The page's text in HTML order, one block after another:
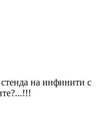
на инфинити с